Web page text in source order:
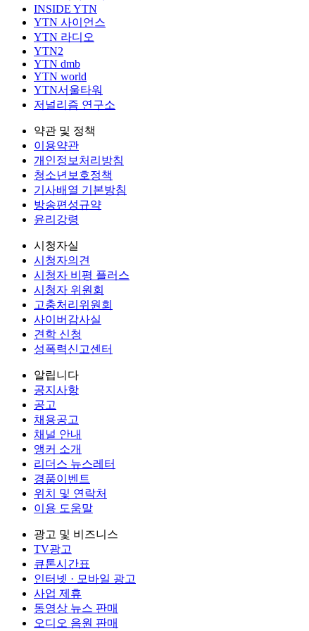
INSIDE YTN
YTN 사이언스
YTN 라디오
YTN2
YTN dmb
YTN world
YTN서울타워
저널리즘 연구소
약관 및 정책
이용약관
개인정보처리방침
청소년보호정책
기사배열 기본방침
방송편성규약
윤리강령
시청자실
시청자의견
시청자 비평 플러스
시청자 위원회
고충처리위원회
사이버감사실
견학 신청
성폭력신고센터
알립니다
공지사항
공고
채용공고
채널 안내
앵커 소개
리더스 뉴스레터
경품이벤트
위치 및 연락처
이용 도움말
광고 및 비즈니스
TV광고
큐톤시간표
인터넷 · 모바일 광고
사업 제휴
동영상 뉴스 판매
오디오 음원 판매